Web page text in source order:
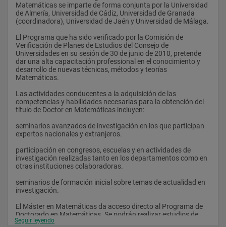
Matemáticas se imparte de forma conjunta por la Universidad
de Almería, Universidad de Cádiz, Universidad de Granada
(coordinadora), Universidad de Jaén y Universidad de Málaga.
El Programa que ha sido verificado por la Comisión de
Verificación de Planes de Estudios del Consejo de
Universidades en su sesión de 30 de junio de 2010, pretende
dar una alta capacitación professional en el conocimiento y
desarrollo de nuevas técnicas, métodos y teorías
Matemáticas.
Las actividades conducentes a la adquisición de las
competencias y habilidades necesarias para la obtención del
título de Doctor en Matemáticas incluyen:
seminarios avanzados de investigación en los que participan
expertos nacionales y extranjeros.
participación en congresos, escuelas y en actividades de
investigación realizadas tanto en los departamentos como en
otras instituciones colaboradoras.
seminarios de formación inicial sobre temas de actualidad en
investigación.
El Máster en Matemáticas da acceso directo al Programa de
Doctorado en Matemáticas. Se podrán realizar estudios de
Doctorado en cualquiera de las líneas de investigación en que
Seguir leyendo